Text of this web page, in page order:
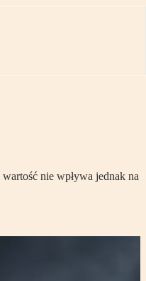
nie wpływa jednak na